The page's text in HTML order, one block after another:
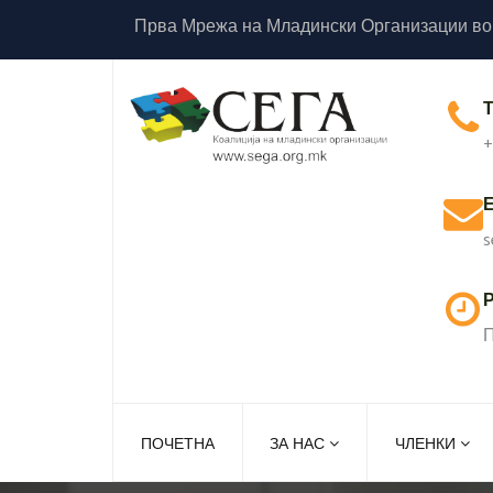
Прва Мрежа на Младински Организации
ПОЧЕТНА ЗА НАС ЧЛЕНКИ